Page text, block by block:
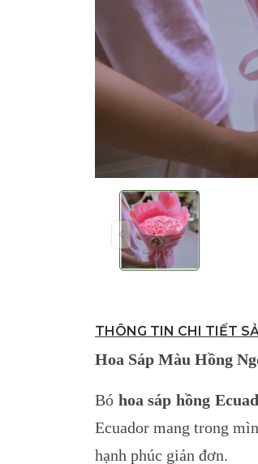
THÔNG TIN CHI TIẾT
Hoa Sáp Màu Hồng
Bó hoa sáp hồng
Ecuador mang trong
hạnh phúc giản đơn.